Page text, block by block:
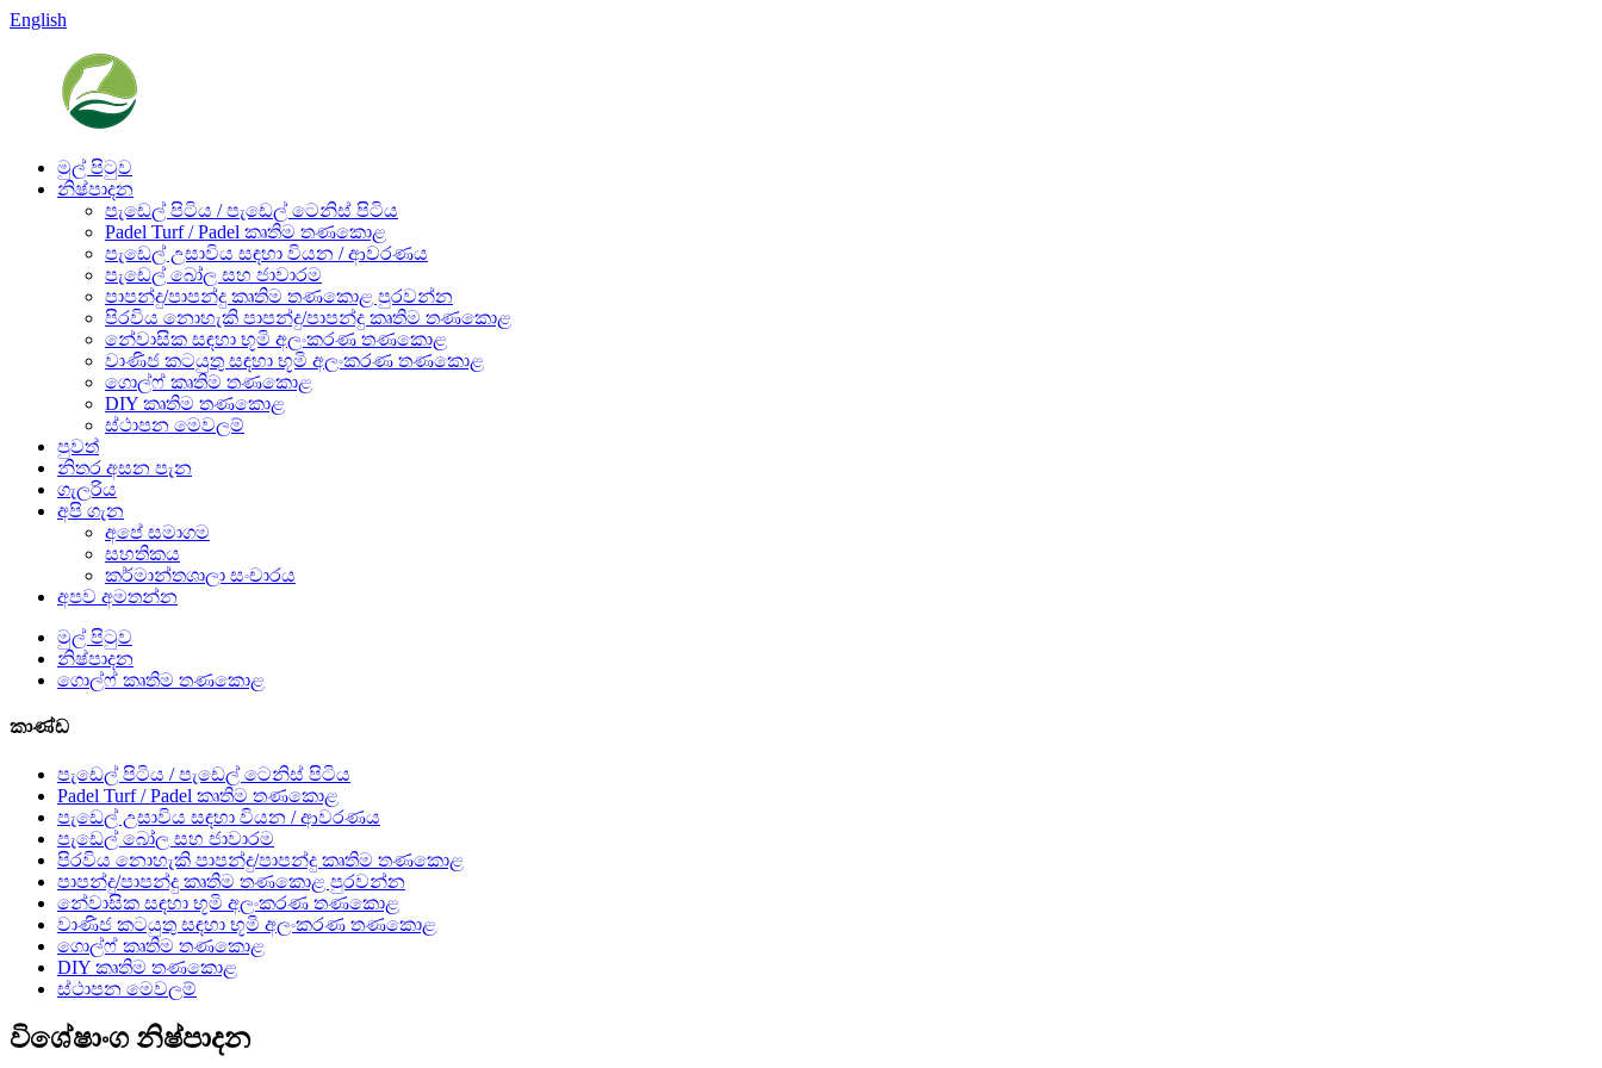
English
මුල් පිටුව
නිෂ්පාදන
පැඩෙල් පිටිය / පැඩෙල් ටෙනිස් පිටිය
Padel Turf / Padel කෘතිම තණකොළ
පැඩෙල් උසාවිය සඳහා වියන / ආවරණය
පැඩෙල් බෝල සහ ජාවාරම
පාපන්දු/පාපන්දු කෘතිම තණකොළ පුරවන්න
පිරවිය නොහැකි පාපන්දු/පාපන්දු කෘතිම තණකොළ
නේවාසික සඳහා භූමි අලංකරණ තණකොළ
වාණිජ කටයුතු සඳහා භූමි අලංකරණ තණකොළ
ගොල්ෆ් කෘතිම තණකොළ
DIY කෘතිම තණකොළ
ස්ථාපන මෙවලම්
පුවත්
නිතර අසන පැන
ගැලරිය
අපි ගැන
අපේ සමාගම
සහතිකය
කර්මාන්තශාලා සංචාරය
අපව අමතන්න
මුල් පිටුව
නිෂ්පාදන
ගොල්ෆ් කෘතිම තණකොළ
කාණ්ඩ
පැඩෙල් පිටිය / පැඩෙල් ටෙනිස් පිටිය
Padel Turf / Padel කෘතිම තණකොළ
පැඩෙල් උසාවිය සඳහා වියන / ආවරණය
පැඩෙල් බෝල සහ ජාවාරම
පිරවිය නොහැකි පාපන්දු/පාපන්දු කෘතිම තණකොළ
පාපන්දු/පාපන්දු කෘතිම තණකොළ පුරවන්න
නේවාසික සඳහා භූමි අලංකරණ තණකොළ
වාණිජ කටයුතු සඳහා භූමි අලංකරණ තණකොළ
ගොල්ෆ් කෘතිම තණකොළ
DIY කෘතිම තණකොළ
ස්ථාපන මෙවලම්
විශේෂාංග නිෂ්පාදන